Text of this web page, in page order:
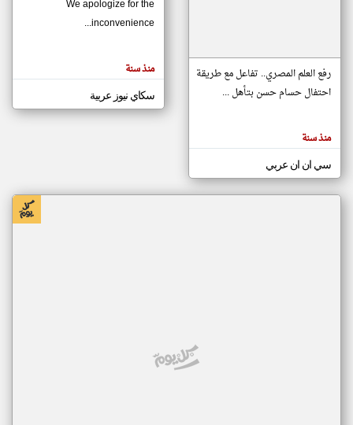
مصادر الأخبار من موريتانيا
اخبار موريتانيا على مدار الساعة
أهم اخبار موريتانيا العاجلة والمباشرة
المقالات
الموجوده
هنا عن
رفع العلم المصري.. تفاعل مع طريقة
احتفال حسام حسن بتأهل ...
منذ سنة
سي ان ان عربي
We apologize for the
inconvenience...
منذ سنة
سكاي نيوز عربية
klyoum.com